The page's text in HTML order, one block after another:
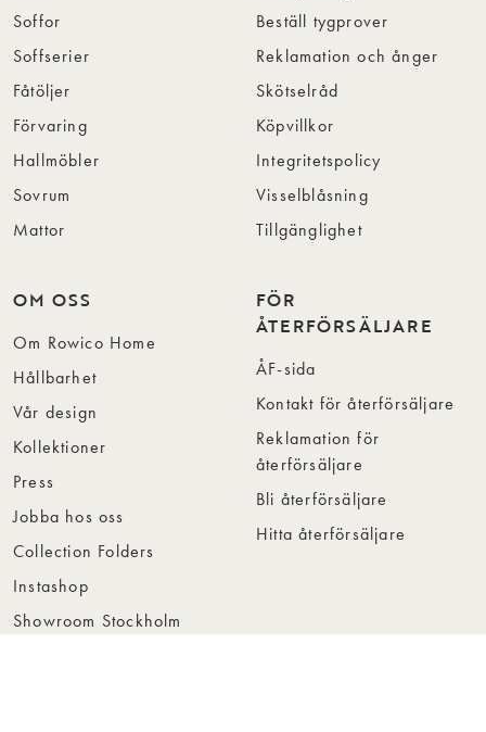
Soffor
Soffserier
Fåtöljer
Förvaring
Hallmöbler
Sovrum
Mattor
Beställ tygprover
Reklamation och ånger
Skötselråd
Köpvillkor
Integritetspolicy
Visselblåsning
Tillgänglighet
OM OSS
Om Rowico Home
Hållbarhet
Vår design
Kollektioner
Press
Jobba hos oss
Collection Folders
Instashop
Showroom Stockholm
FÖR
ÅTERFÖRSÄLJARE
ÅF-sida
Kontakt för återförsäljare
Reklamation för
återförsäljare
Bli återförsäljare
Hitta återförsäljare